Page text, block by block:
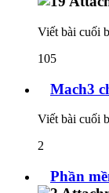
Viết bài cuối
105
Mach3
Viết bài cuối
2
Phần